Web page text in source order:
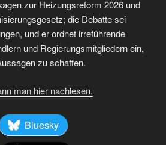
zur Heizungsreform 2026 und
die Debatte sei
und er ordnet irreführende
und Regierungsmitgliedern ein,
zu schaffen.
man hier nachlesen.
Bluesky